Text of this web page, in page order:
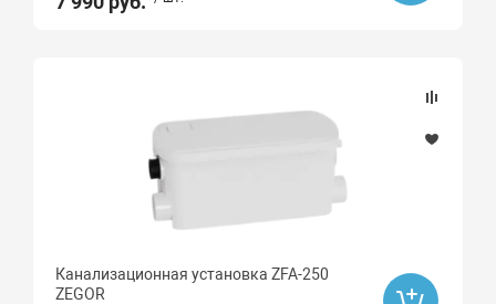
Тип насоса
Макс. напор, м
Качество воды
грязная
Канализационная установка ZFA-250
ZEGOR